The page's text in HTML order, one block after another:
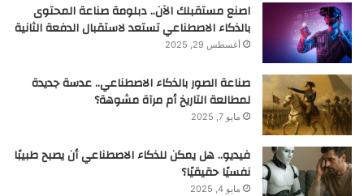
اصنع مستقبلك الآن.. دبلومة صناعة المحتوى
بالذكاء الاصطناعي تستعد لاستقبال الدفعة الثانية
أغسطس 29, 2025
صناعة الصور بالذكاء الاصطناعي.. عدسة جديدة
لمطالعة التاريخ أم مرآة مشوهة؟
مايو 7, 2025
فيديو.. هل يمكن للذكاء الاصطناعي أن يصبح طبيبًا
نفسيًا حقيقيًا؟
مايو 4, 2025